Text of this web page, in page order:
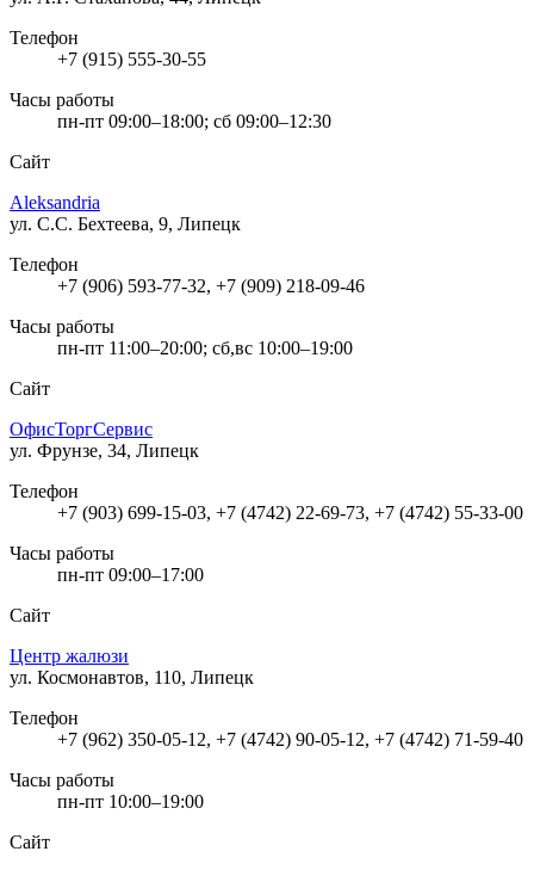
Телефон
+7 (915) 555-30-55
Часы работы
пн-пт 09:00–18:00; сб 09:00–12:30
Сайт
Aleksandria
ул. С.С. Бехтеева, 9, Липецк
Телефон
+7 (906) 593-77-32, +7 (909) 218-09-46
Часы работы
пн-пт 11:00–20:00; сб,вс 10:00–19:00
Сайт
ОфисТоргСервис
ул. Фрунзе, 34, Липецк
Телефон
+7 (903) 699-15-03, +7 (4742) 22-69-73, +7 (4742) 55-33-00
Часы работы
пн-пт 09:00–17:00
Сайт
Центр жалюзи
ул. Космонавтов, 110, Липецк
Телефон
+7 (962) 350-05-12, +7 (4742) 90-05-12, +7 (4742) 71-59-40
Часы работы
пн-пт 10:00–19:00
Сайт